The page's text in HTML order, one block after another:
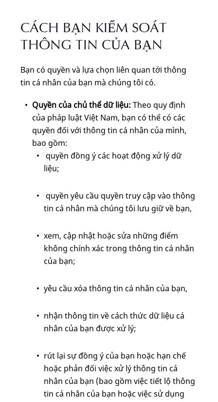
CÁCH BẠN KIỂM SOÁT
THÔNG TIN CỦA BẠN
Bạn có quyền và lựa chọn liên quan tới thông
tin cá nhân của bạn mà chúng tôi có.
Quyền của chủ thể dữ liệu: Theo quy định
của pháp luật Việt Nam, bạn có thể có các
quyền đối với thông tin cá nhân của mình,
bao gồm:
quyền đồng ý các hoạt động xử lý dữ
liệu;
quyền yêu cầu quyền truy cập vào thông
tin cá nhân mà chúng tôi lưu giữ về bạn,
xem, cập nhật hoặc sửa những điểm
không chính xác trong thông tin cá nhân
của bạn;
yêu cầu xóa thông tin cá nhân của bạn,
nhận thông tin về cách thức dữ liệu cá
nhân của bạn được xử lý;
rút lại sự đồng ý của bạn hoặc hạn chế
hoặc phản đối việc xử lý thông tin cá
nhân của bạn (bao gồm việc tiết lộ thông
tin cá nhân của bạn hoặc việc sử dụng